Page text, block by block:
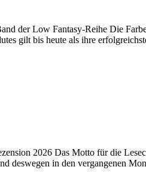
der Low Fantasy-Reihe Die
gilt bis heute als ihre
2026 Das Motto für die
deswegen in den vergangenen